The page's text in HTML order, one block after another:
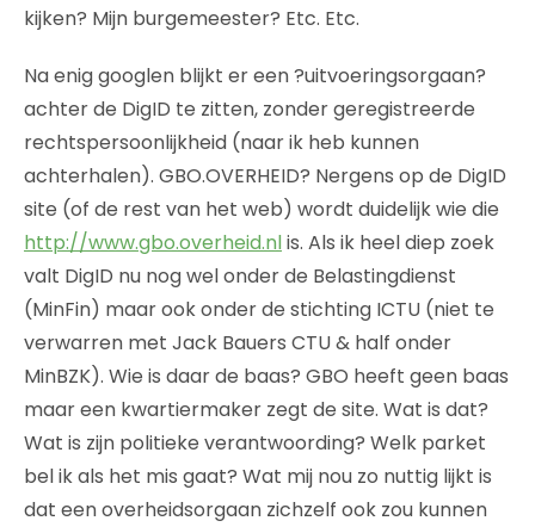
kijken? Mijn burgemeester? Etc. Etc.
Na enig googlen blijkt er een ?uitvoeringsorgaan?
achter de DigID te zitten, zonder geregistreerde
rechtspersoonlijkheid (naar ik heb kunnen
achterhalen). GBO.OVERHEID? Nergens op de DigID
site (of de rest van het web) wordt duidelijk wie die
http://www.gbo.overheid.nlis. Als ik heel diep zoek
valt DigID nu nog wel onder de Belastingdienst
(MinFin) maar ook onder de stichting ICTU (niet te
verwarren met Jack Bauers CTU & half onder
MinBZK). Wie is daar de baas? GBO heeft geen baas
maar een kwartiermaker zegt de site. Wat is dat?
Wat is zijn politieke verantwoording? Welk parket
bel ik als het mis gaat? Wat mij nou zo nuttig lijkt is
dat een overheidsorgaan zichzelf ook zou kunnen